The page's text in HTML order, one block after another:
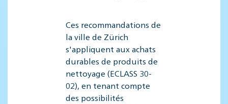
Ces recommandations de
la ville de Zürich
s'appliquent aux achats
durables de produits de
nettoyage (ECLASS 30-
02), en tenant compte
des possibilités